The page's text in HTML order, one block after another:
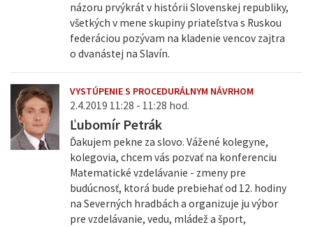
názoru prvýkrát v histórii Slovenskej republiky,
všetkých v mene skupiny priateľstva s Ruskou
federáciou pozývam na kladenie vencov zajtra
o dvanástej na Slavín.
VYSTÚPENIE S PROCEDURÁLNYM NÁVRHOM
2.4.2019 11:28 - 11:28 hod.
Ľubomír Petrák
Ďakujem pekne za slovo. Vážené kolegyne,
kolegovia, chcem vás pozvať na konferenciu
Matematické vzdelávanie - zmeny pre
budúcnosť, ktorá bude prebiehať od 12. hodiny
na Severných hradbách a organizuje ju výbor
pre vzdelávanie, vedu, mládež a šport,